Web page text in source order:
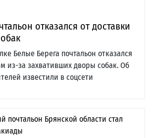
отказался от доставки
Белые Берега почтальон отказался
из-за захвативших дворы собак. Об
известили в соцсети